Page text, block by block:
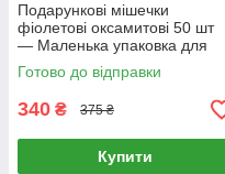
Подарункові мішечки
фіолетові оксамитові 50 шт
— Маленька упаковка для
прикрас та ювелірних виробів
(7х9 см)
Готово до відправки
340 ₴ 375 ₴
Купити